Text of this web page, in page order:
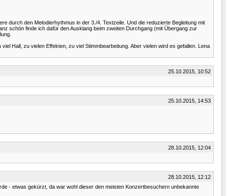
durch den Melodierhythmus in der 3./4. Textzeile. Und die reduzierte Begleitung mit
schön finde ich dafür den Ausklang beim zweiten Durchgang (mit Übergang zur
Hall, zu vielen Effekten, zu viel Stimmbearbeitung. Aber vielen wird es gefallen. Lena
25.10.2015, 10:52
25.10.2015, 14:53
28.10.2015, 12:04
28.10.2015, 12:12
- etwas gekürzt, da war wohl dieser den meisten Konzertbesuchern unbekannte